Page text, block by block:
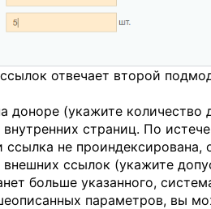
отвечает второй
доноре (укажите количество
страниц. По
не проиндексирована,
ссылок (укажите
больше указанного,
параметров, вы